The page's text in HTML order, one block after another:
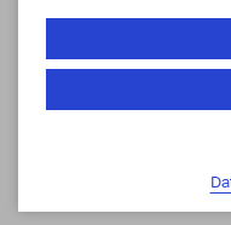
Herzlich